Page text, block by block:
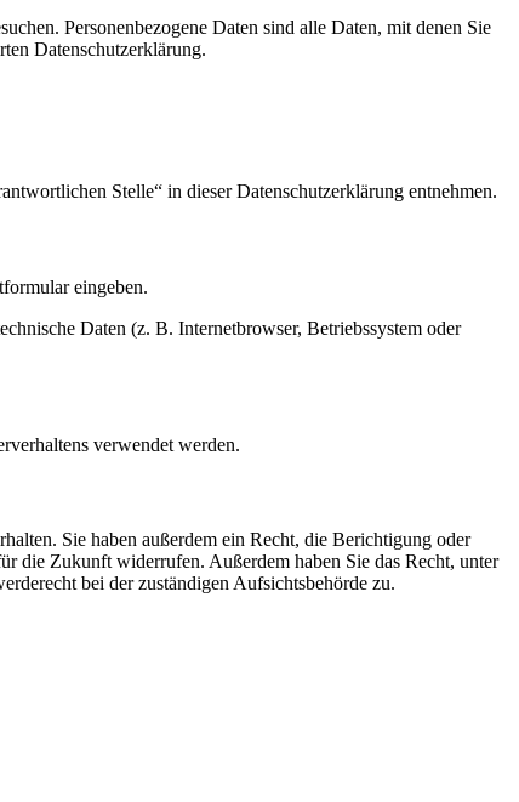
Personenbezogene Daten sind alle Daten, mit denen Sie
Datenschutzerklärung.
Stelle“ in dieser Datenschutzerklärung entnehmen.
eingeben.
Daten (z. B. Internetbrowser, Betriebssystem oder
verwendet werden.
Sie haben außerdem ein Recht, die Berichtigung oder
die Zukunft widerrufen. Außerdem haben Sie das Recht, unter
bei der zuständigen Aufsichtsbehörde zu.